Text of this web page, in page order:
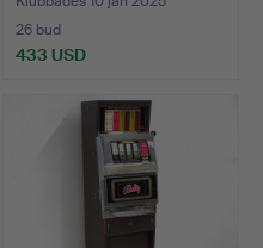
26 bud
433 USD